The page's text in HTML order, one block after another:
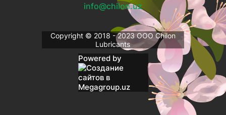
info@chilon.uz
Copyright © 2018 - 2023 ОOO Chilon
Lubricants
Powered by